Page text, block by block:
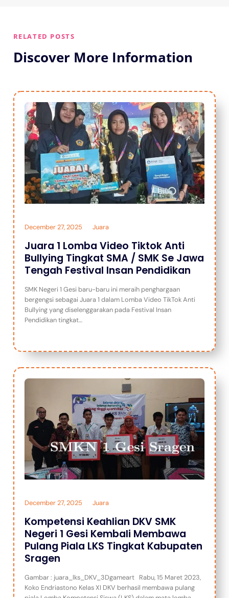
RELATED POSTS
Discover More Information
December 27, 2025 Juara
Juara 1 Lomba Video Tiktok Anti
Bullying Tingkat SMA / SMK Se Jawa
Tengah Festival Insan Pendidikan
SMK Negeri 1 Gesi baru-baru ini meraih penghargaan
bergengsi sebagai Juara 1 dalam Lomba Video TikTok Anti
Bullying yang diselenggarakan pada Festival Insan
Pendidikan tingkat…
December 27, 2025 Juara
Kompetensi Keahlian DKV SMK
Negeri 1 Gesi Kembali Membawa
Pulang Piala LKS Tingkat Kabupaten
Sragen
Gambar : juara_lks_DKV_3Dgameart Rabu, 15 Maret 2023,
Koko Endriastono Kelas XI DKV berhasil membawa pulang